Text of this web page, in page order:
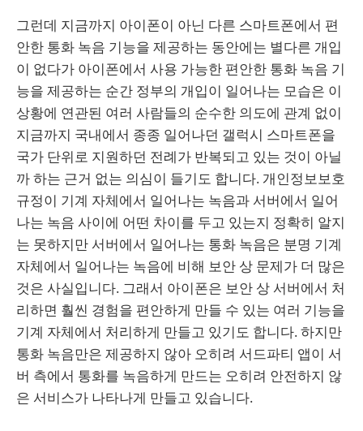
그런데 지금까지 아이폰이 아닌 다른 스마트폰에서 편
안한 통화 녹음 기능을 제공하는 동안에는 별다른 개입
이 없다가 아이폰에서 사용 가능한 편안한 통화 녹음 기
능을 제공하는 순간 정부의 개입이 일어나는 모습은 이
상황에 연관된 여러 사람들의 순수한 의도에 관계 없이
지금까지 국내에서 종종 일어나던 갤럭시 스마트폰을
국가 단위로 지원하던 전례가 반복되고 있는 것이 아닐
까 하는 근거 없는 의심이 들기도 합니다. 개인정보보호
규정이 기계 자체에서 일어나는 녹음과 서버에서 일어
나는 녹음 사이에 어떤 차이를 두고 있는지 정확히 알지
는 못하지만 서버에서 일어나는 통화 녹음은 분명 기계
자체에서 일어나는 녹음에 비해 보안 상 문제가 더 많은
것은 사실입니다. 그래서 아이폰은 보안 상 서버에서 처
리하면 훨씬 경험을 편안하게 만들 수 있는 여러 기능을
기계 자체에서 처리하게 만들고 있기도 합니다. 하지만
통화 녹음만은 제공하지 않아 오히려 서드파티 앱이 서
버 측에서 통화를 녹음하게 만드는 오히려 안전하지 않
은 서비스가 나타나게 만들고 있습니다.